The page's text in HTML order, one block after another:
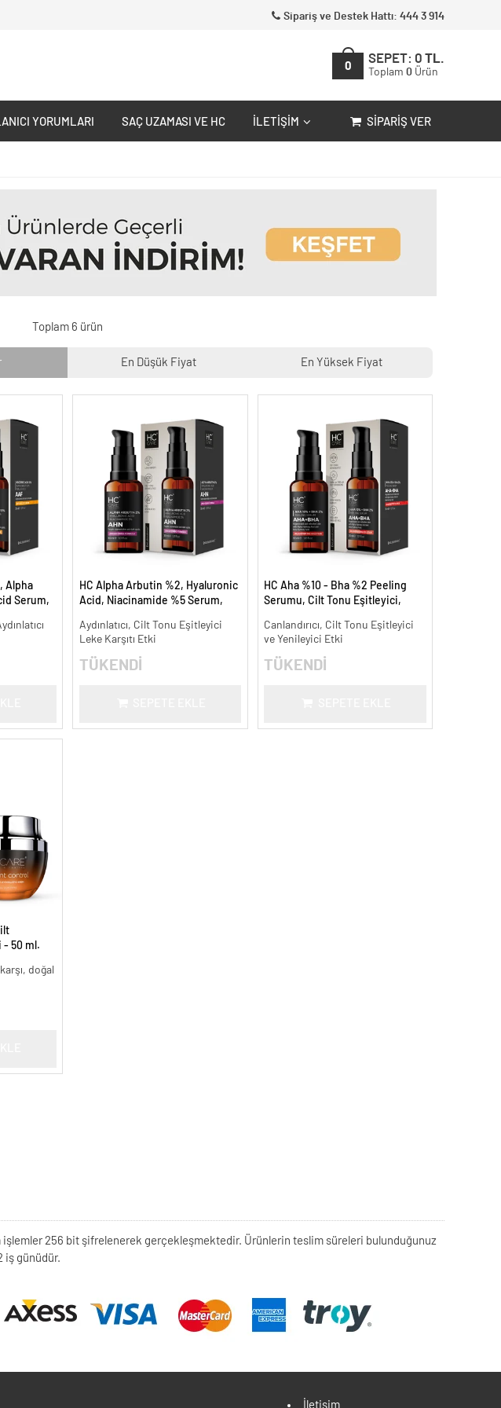
Sipariş ve Destek Hattı: 444 3 914
0
SEPET: 0 TL.
Toplam 0 Ürün
YORUMLARI SAÇ UZAMASI VE HC İLETIŞIM SIPARIŞ VER
Toplam 6 ürün
En Düşük Fiyat En Yüksek Fiyat
Alpha
Serum,
HC Alpha Arbutin %2, Hyaluronic
Acid, Niacinamide %5 Serum,
Aydınlatıcı, Cilt Tonu Eşitleyici
Leke Karşıtı Etki
TÜKENDİ
HC Aha %10 - Bha %2 Peeling
Serumu, Cilt Tonu Eşitleyici,
Canlandırıcı, Cilt Tonu Eşitleyici
ve Yenileyici Etki
TÜKENDİ
- 50 ml.
doğal
256 bit şifrelenerek gerçekleşmektedir. Ürünlerin teslim süreleri bulunduğunuz
iş günüdür.
İletişim